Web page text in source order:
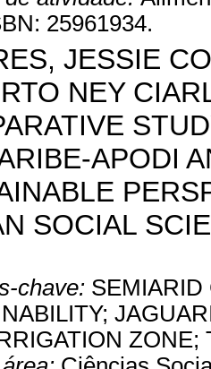
25961934.
JESSIE
NEY
APODI
SOCIAL
chave: SEMIARID
ZONE;